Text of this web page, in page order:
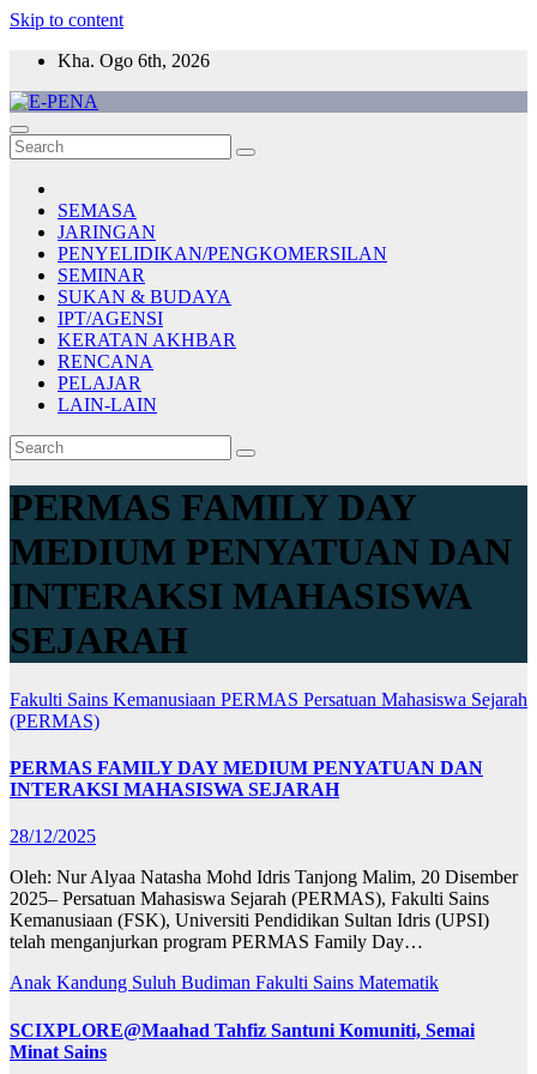
Skip to content
Kha. Ogo 6th, 2026
E-PENA
Berita Digital Terkini
SEMASA
JARINGAN
PENYELIDIKAN/PENGKOMERSILAN
SEMINAR
SUKAN & BUDAYA
IPT/AGENSI
KERATAN AKHBAR
RENCANA
PELAJAR
LAIN-LAIN
PERMAS FAMILY DAY
MEDIUM PENYATUAN DAN
INTERAKSI MAHASISWA
SEJARAH
Fakulti Sains Kemanusiaan PERMAS Persatuan Mahasiswa Sejarah
(PERMAS)
PERMAS FAMILY DAY MEDIUM PENYATUAN DAN
INTERAKSI MAHASISWA SEJARAH
28/12/2025
Oleh: Nur Alyaa Natasha Mohd Idris Tanjong Malim, 20 Disember
2025– Persatuan Mahasiswa Sejarah (PERMAS), Fakulti Sains
Kemanusiaan (FSK), Universiti Pendidikan Sultan Idris (UPSI)
telah menganjurkan program PERMAS Family Day…
Anak Kandung Suluh Budiman Fakulti Sains Matematik
SCIXPLORE@Maahad Tahfiz Santuni Komuniti, Semai
Minat Sains